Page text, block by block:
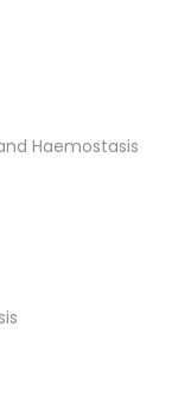
Haemostasis